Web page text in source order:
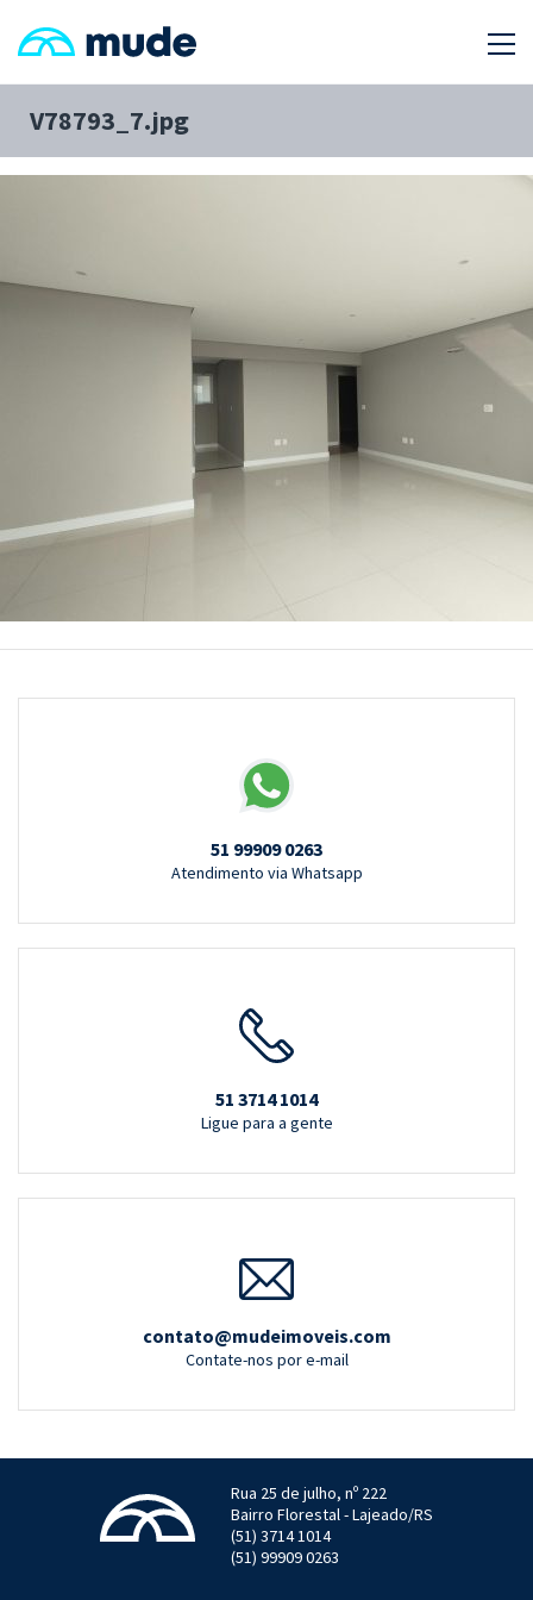
V78793_7.jpg
51 99909 0263
Atendimento via Whatsapp
51 3714 1014
Ligue para a gente
contato@mudeimoveis.com
Contate-nos por e-mail
Rua 25 de julho, nº 222
Bairro Florestal - Lajeado/RS
(51) 3714 1014
(51) 99909 0263